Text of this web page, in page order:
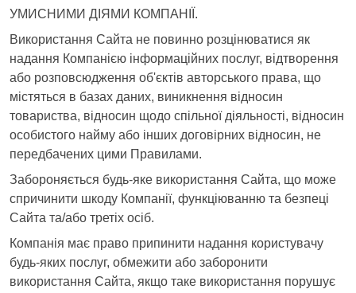
УМИСНИМИ ДІЯМИ КОМПАНІЇ.
Використання Сайта не повинно розцінюватися як
надання Компанією інформаційних послуг, відтворення
або розповсюдження об'єктів авторського права, що
містяться в базах даних, виникнення відносин
товариства, відносин щодо спільної діяльності, відносин
особистого найму або інших договірних відносин, не
передбачених цими Правилами.
Забороняється будь-яке використання Сайта, що може
спричинити шкоду Компанії, функціюванню та безпеці
Сайта та/або третіх осіб.
Компанія має право припинити надання користувачу
будь-яких послуг, обмежити або заборонити
використання Сайта, якщо таке використання порушує